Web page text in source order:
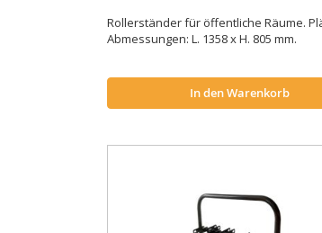
Rollerständer für öffentliche Räume.
Abmessungen: L. 1358 x H. 805 mm.
In den Warenkorb